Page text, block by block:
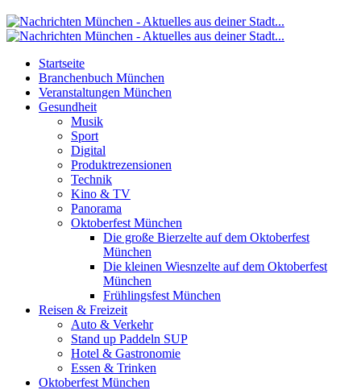
Startseite
Branchenbuch München
Veranstaltungen München
Gesundheit
Musik
Sport
Digital
Produktrezensionen
Technik
Kino & TV
Panorama
Oktoberfest München
Die große Bierzelte auf dem Oktoberfest
München
Die kleinen Wiesnzelte auf dem Oktoberfest
München
Frühlingsfest München
Reisen & Freizeit
Auto & Verkehr
Stand up Paddeln SUP
Hotel & Gastronomie
Essen & Trinken
Oktoberfest München